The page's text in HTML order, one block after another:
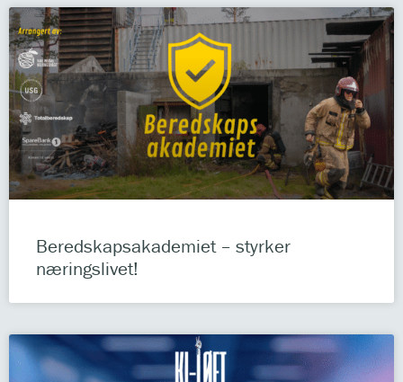
Beredskapsakademiet – styrker
næringslivet!